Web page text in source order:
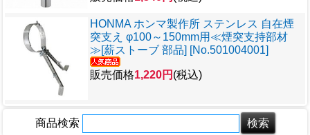
HONMA ホンマ製作所 ステンレス 自在煙
突支え φ100～150mm用≪煙突支持部材
≫[薪ストーブ 部品] [No.501004001]
販売価格1,220円 (税込)
商品検索